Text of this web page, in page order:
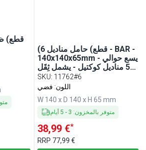
(6 قطع) حامل مناديل - BAR -
140x140x65mm - يسع حوالي
50 مناديل كوكتيل - يشمل ثِقَل
للمناديل
SKU: 11762#6
اللون: فضي
W 140 x D 140 x H 65 mm
متوفر بالمخزون:
3
-
5 أيام
38,99 €*
RRP 77,99 €